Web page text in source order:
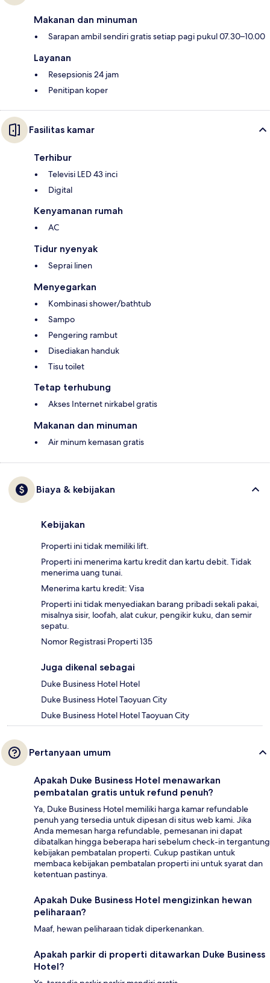
Makanan dan minuman
Sarapan ambil sendiri gratis setiap pagi pukul 07.30–10.00
Layanan
Resepsionis 24 jam
Penitipan koper
Fasilitas kamar
Terhibur
Televisi LED 43 inci
Digital
Kenyamanan rumah
AC
Tidur nyenyak
Seprai linen
Menyegarkan
Kombinasi shower/bathtub
Sampo
Pengering rambut
Disediakan handuk
Tisu toilet
Tetap terhubung
Akses Internet nirkabel gratis
Makanan dan minuman
Air minum kemasan gratis
Biaya & kebijakan
Kebijakan
Properti ini tidak memiliki lift.
Properti ini menerima kartu kredit dan kartu debit. Tidak
menerima uang tunai.
Menerima kartu kredit: Visa
Properti ini tidak menyediakan barang pribadi sekali pakai,
misalnya sisir, loofah, alat cukur, pengikir kuku, dan semir
sepatu.
Nomor Registrasi Properti 135
Juga dikenal sebagai
Duke Business Hotel Hotel
Duke Business Hotel Taoyuan City
Duke Business Hotel Hotel Taoyuan City
Pertanyaan umum
Apakah Duke Business Hotel menawarkan
pembatalan gratis untuk refund penuh?
Ya, Duke Business Hotel memiliki harga kamar refundable
penuh yang tersedia untuk dipesan di situs web kami. Jika
Anda memesan harga refundable, pemesanan ini dapat
dibatalkan hingga beberapa hari sebelum check-in tergantung
kebijakan pembatalan properti. Cukup pastikan untuk
membaca kebijakan pembatalan properti ini untuk syarat dan
ketentuan pastinya.
Apakah Duke Business Hotel mengizinkan hewan
peliharaan?
Maaf, hewan peliharaan tidak diperkenankan.
Apakah parkir di properti ditawarkan Duke Business
Hotel?